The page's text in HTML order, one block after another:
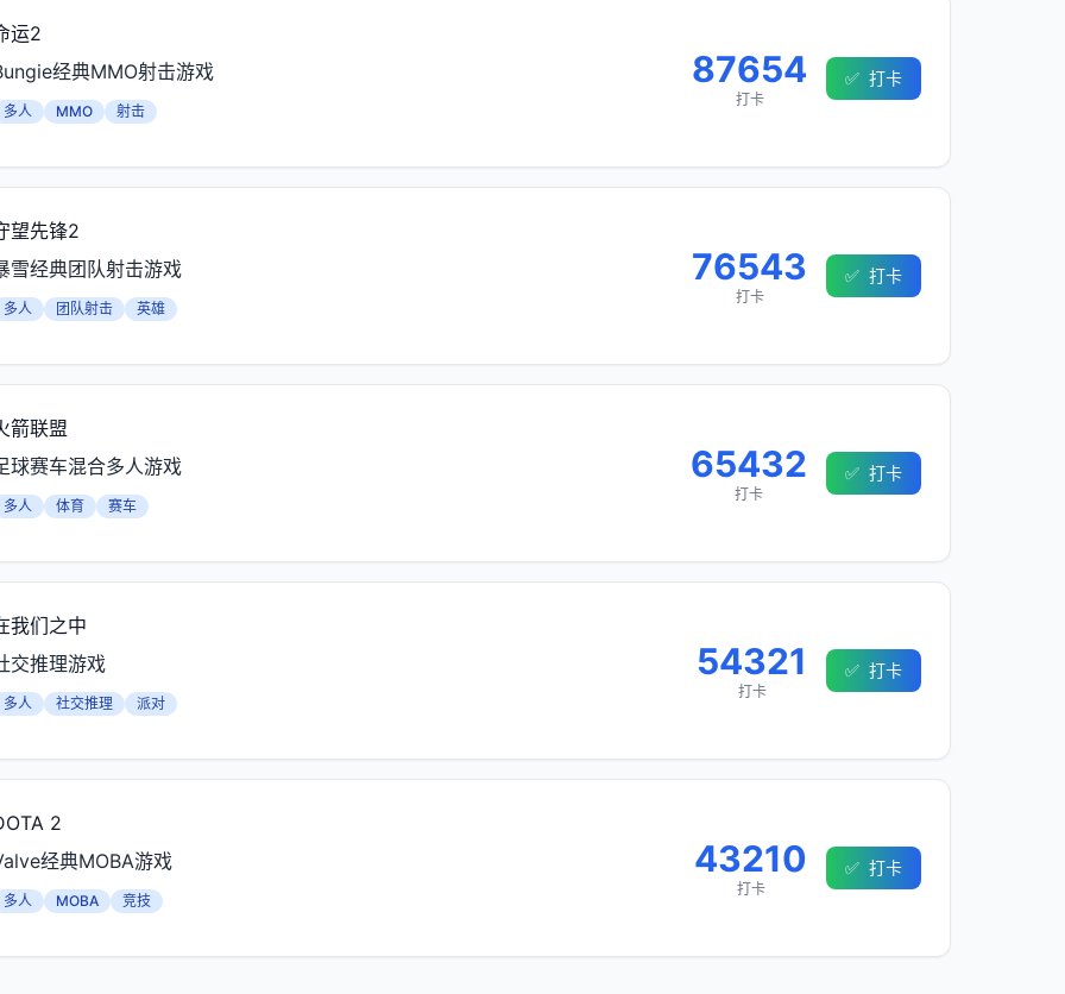
运2
经典MMO射击游戏
多人 MMO 射击
87654
打卡
✅ 打卡
望先锋2
雪经典团队射击游戏
多人 团队射击 英雄
76543
打卡
✅ 打卡
箭联盟
球赛车混合多人游戏
多人 体育 赛车
65432
打卡
✅ 打卡
我们之中
交推理游戏
多人 社交推理 派对
54321
打卡
✅ 打卡
2
经典MOBA游戏
多人 MOBA 竞技
43210
打卡
✅ 打卡